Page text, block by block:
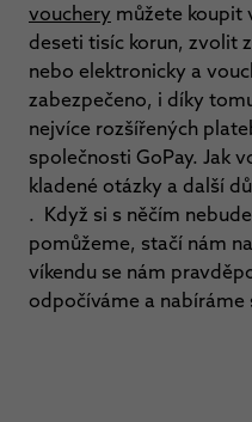
vouchery můžete koupit
deseti tisíc korun, zvolit
nebo elektronicky a
zabezpečeno, i díky
nejvíce rozšířených
společnosti GoPay. Jak
kladené otázky a další
. Když si s něčím
pomůžeme, stačí nám
víkendu se nám
odpočíváme a